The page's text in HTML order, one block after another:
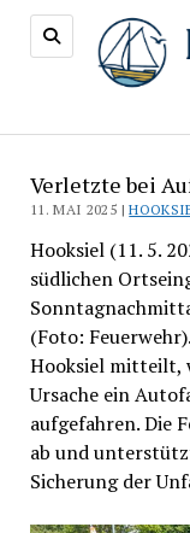
Verletzte bei
11. MAI 2025 |
Hooksiel (11. 5.
südlichen
(Foto:
Hooksiel mitteilt,
Ursache ein
aufgefahren. Die
ab und
Sicherung der